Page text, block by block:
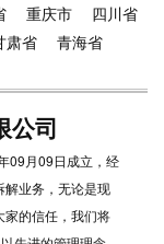
重庆市
四川省
肃省
青海省
公司
09月09日成立，经
解业务，无论是现
家的信任，我们将